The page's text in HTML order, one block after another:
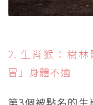
2. 生肖猴：樹
冒」身體不適